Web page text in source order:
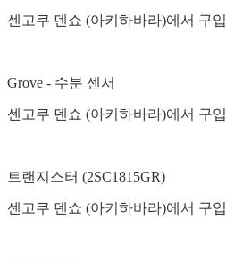
센고쿠 덴쇼 (아키하바라)에서 구입
Grove - 수분 센서
센고쿠 덴쇼 (아키하바라)에서 구입
트랜지스터 (2SC1815GR)
센고쿠 덴쇼 (아키하바라)에서 구입